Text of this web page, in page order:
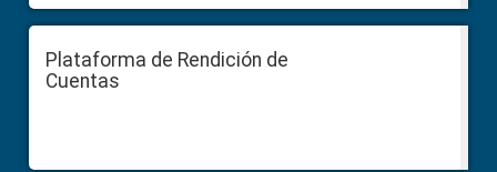
Plataforma de Rendición de
Cuentas